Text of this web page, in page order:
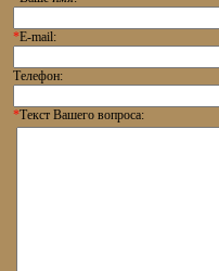
*E-mail:
Телефон:
*Текст Вашего вопроса: